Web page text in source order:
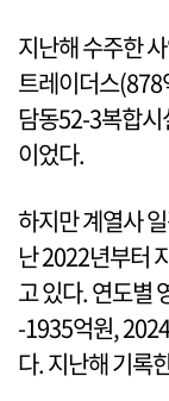
지난해 수주한
트레이더스
담동52-3복합
이었다.
하지만 계열사
난 2022년부터
고 있다. 연도별
-1935억원,
다. 지난해 기록